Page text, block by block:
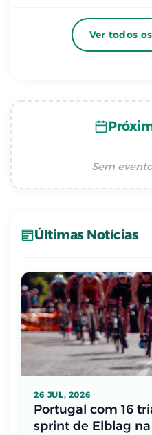
Ver todos
Sem
Últimas Notícias
26 JUL, 2026
Portugal com 16
sprint de Elblag